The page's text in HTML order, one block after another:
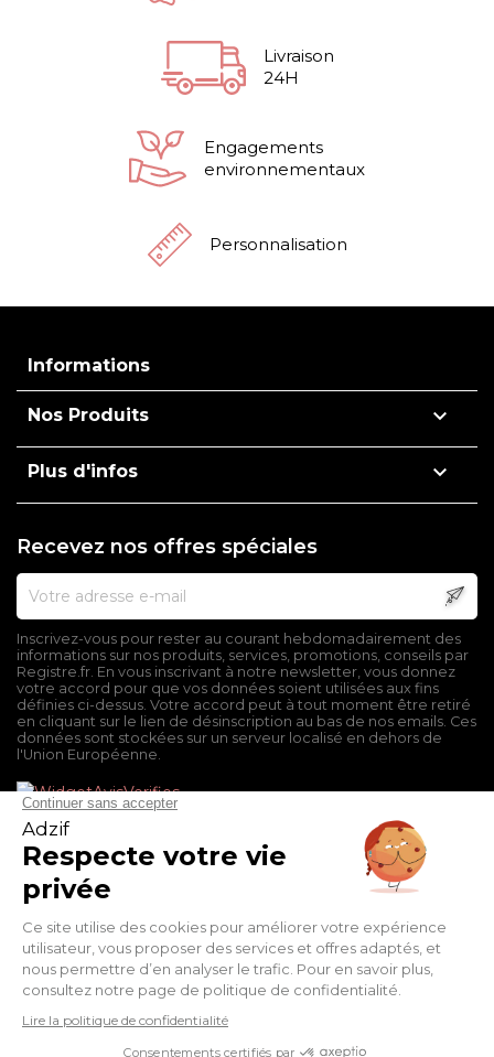
Livraison
24H
Engagements
environnementaux
Personnalisation
Informations
Nos Produits 
Plus d'infos 
Recevez nos offres spéciales
Inscrivez-vous pour rester au courant hebdomadairement des
informations sur nos produits, services, promotions, conseils par
Registre.fr. En vous inscrivant à notre newsletter, vous donnez
votre accord pour que vos données soient utilisées aux fins
définies ci-dessus. Votre accord peut à tout moment être retiré
en cliquant sur le lien de désinscription au bas de nos emails. Ces
données sont stockées sur un serveur localisé en dehors de
l'Union Européenne.
Conditions générales de vente
Politique de confidentialité
FacebookTwitter